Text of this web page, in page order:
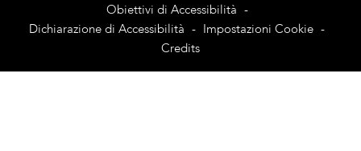
Obiettivi di Accessibilità -
Dichiarazione di Accessibilità - Impostazioni Cookie -
Credits